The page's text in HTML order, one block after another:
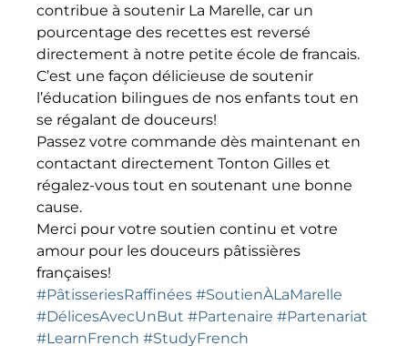
contribue à soutenir La Marelle, car un
pourcentage des recettes est reversé
directement à notre petite école de francais.
C’est une façon délicieuse de soutenir
l’éducation bilingues de nos enfants tout en
se régalant de douceurs!
Passez votre commande dès maintenant en
contactant directement Tonton Gilles et
régalez-vous tout en soutenant une bonne
cause.
Merci pour votre soutien continu et votre
amour pour les douceurs pâtissières
françaises!
#PâtisseriesRaffinées #SoutienÀLaMarelle
#DélicesAvecUnBut #Partenaire #Partenariat
#LearnFrench #StudyFrench